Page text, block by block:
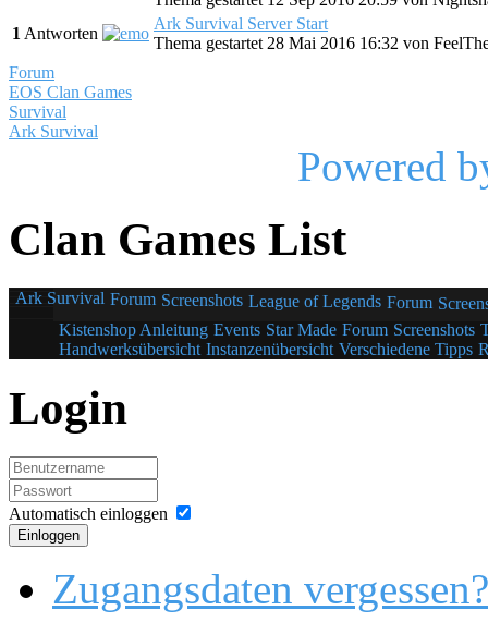
1 Antworten
Ark Survival Server Start
Thema gestartet 28 Mai 2016 16:32 von
Forum
EOS Clan Games
Survival
Ark Survival
Powered
Clan Games List
Ark Survival Forum Screenshots League of Legends Forum
Kistenshop Anleitung Events Star Made Forum Screenshots
Handwerksübersicht Instanzenübersicht Verschiedene Tipps
Login
Automatisch einloggen
Einloggen
Zugangsdaten vergessen?